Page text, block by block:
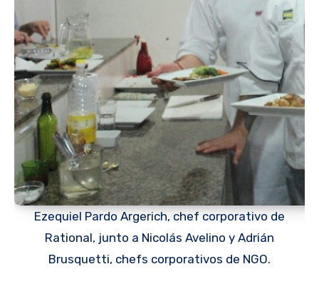
Ezequiel Pardo Argerich, chef corporativo de
Rational, junto a Nicolás Avelino y Adrián
Brusquetti, chefs corporativos de NGO.